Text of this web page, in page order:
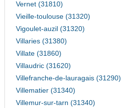
Vernet (31810)
Vieille-toulouse (31320)
Vigoulet-auzil (31320)
Villaries (31380)
Villate (31860)
Villaudric (31620)
Villefranche-de-lauragais (31290)
Villematier (31340)
Villemur-sur-tarn (31340)